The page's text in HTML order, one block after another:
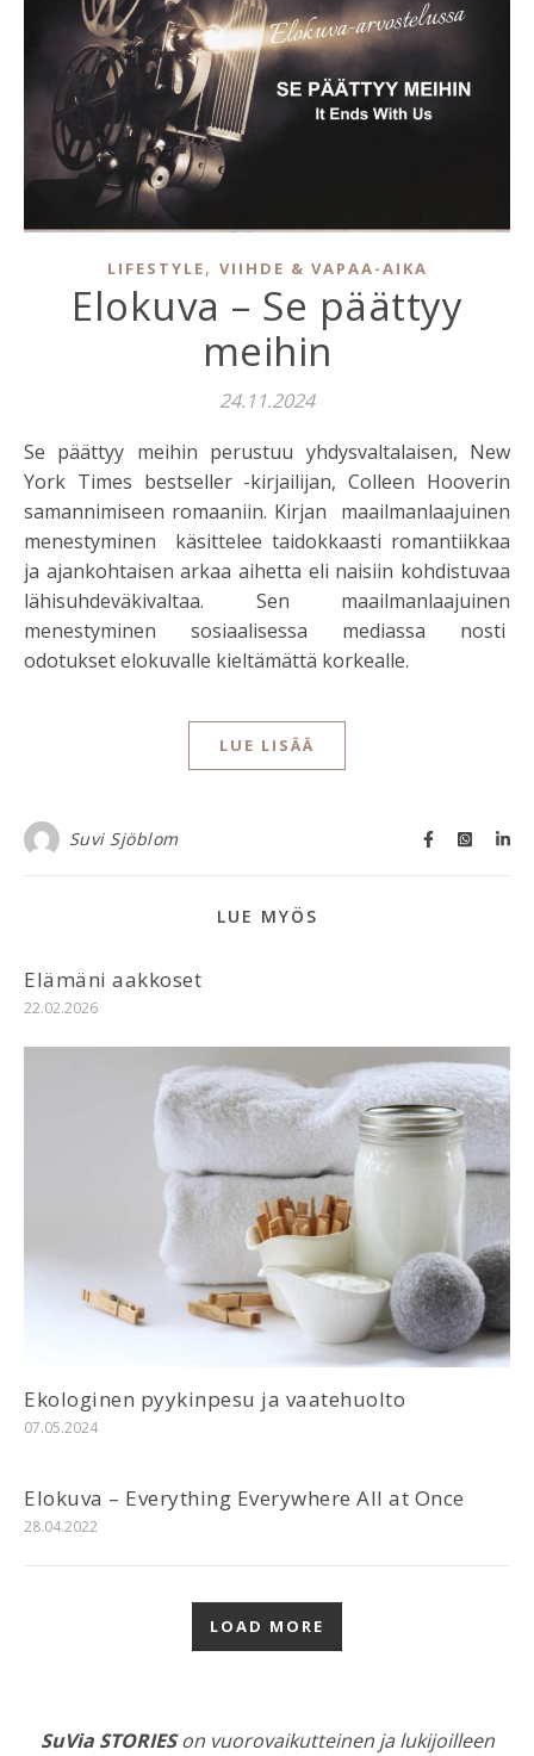
LIFESTYLE, VIIHDE & VAPAA-AIKA
Elokuva – Se päättyy
meihin
24.11.2024
Se päättyy meihin perustuu yhdysvaltalaisen, New
York Times bestseller -kirjailijan, Colleen Hooverin
samannimiseen romaaniin. Kirjan maailmanlaajuinen
menestyminen käsittelee taidokkaasti romantiikkaa
ja ajankohtaisen arkaa aihetta eli naisiin kohdistuvaa
lähisuhdeväkivaltaa. Sen maailmanlaajuinen
menestyminen sosiaalisessa mediassa nosti
odotukset elokuvalle kieltämättä korkealle.
LUE LISÄÄ
Suvi Sjöblom
LUE MYÖS
Elämäni aakkoset
22.02.2026
Ekologinen pyykinpesu ja vaatehuolto
07.05.2024
Elokuva – Everything Everywhere All at Once
28.04.2022
LOAD MORE
SuVia STORIESon vuorovaikutteinen ja lukijoilleen